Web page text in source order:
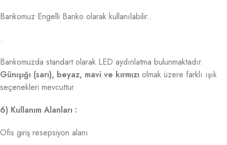
Bankomuz Engelli Banko olarak kullanılabilir..
.
Bankomuzda standart olarak LED aydınlatma bulunmaktadır.
Günışığı (sarı), beyaz, mavi ve kırmızı olmak üzere farklı ışık
seçenekleri mevcuttur.
6) Kullanım Alanları :
Ofis giriş resepsiyon alanı